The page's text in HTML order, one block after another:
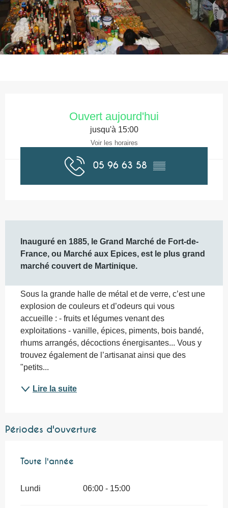
Ouvert aujourd'hui
jusqu'à 15:00
Voir les horaires
05 96 63 58 ▒▒
Inauguré en 1885, le Grand Marché de Fort-de-
France, ou Marché aux Epices, est le plus grand
marché couvert de Martinique.
Sous la grande halle de métal et de verre, c’est une
explosion de couleurs et d’odeurs qui vous
accueille : - fruits et légumes venant des
exploitations - vanille, épices, piments, bois bandé,
rhums arrangés, décoctions énergisantes... Vous y
trouvez également de l’artisanat ainsi que des
"petits...
Lire la suite
Périodes d'ouverture
Toute l'année
Toute l'année
Lundi 06:00 - 15:00